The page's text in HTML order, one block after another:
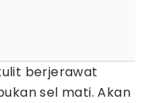
berjerawat
sel mati. Akan